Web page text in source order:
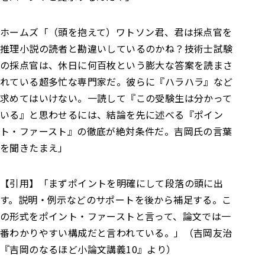
ホームズ 「（頭を抱えて）ワトソン君、君は採点官を
推理小説の読者と勘違いしているのかね？ 技術士試験
の採点官は、休日に何百枚という膨大な答案を読まさ
れている超多忙な専門家だ。彼らに『ハラハラ』など
求めてはいけない。 一読して『この受験生は分かって
いる』と思わせるには、結論を先に述べる『ポイン
ト・ファースト』の徹底が絶対条件だ。吉岡氏の言葉
を聞きたまえ」
【引用】
「まずポイントを明確にして段落の頭に出
す。説明・例示などのサポートを後から補足する。こ
の形式をポイント・ファーストと言って、論文では一
番わかりやすい構成だと言われている。」（吉岡友治
『吉岡のなるほど小論文講義10』より）